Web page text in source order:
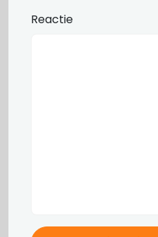
Reactie